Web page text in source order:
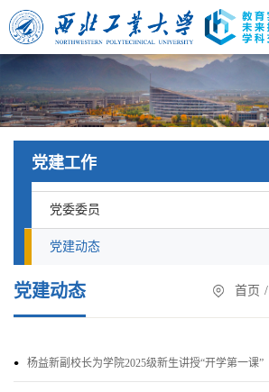
党建工作
党委委员
党建动态
党建动态 首页 /
杨益新副校长为学院2025级新生讲授“开学第一课”